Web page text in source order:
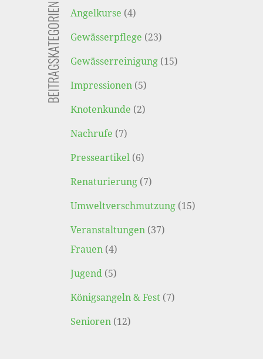
BEITRAGSKATEGORIEN Angelkurse (4)
Gewässerpflege (23)
Gewässerreinigung (15)
Impressionen (5)
Knotenkunde (2)
Nachrufe (7)
Presseartikel (6)
Renaturierung (7)
Umweltverschmutzung (15)
Veranstaltungen (37)
Frauen (4)
Jugend (5)
Königsangeln & Fest (7)
Senioren (12)